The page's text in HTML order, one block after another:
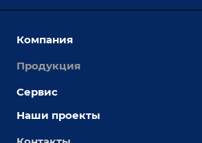
Компания
О компании
Продукция
Сборочно-сварочные столы
Оснастка для сварочных столов
Сервис
Сервисное обслуживание
Обучение
Наши проекты